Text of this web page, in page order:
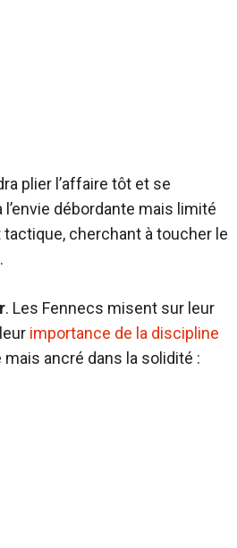
plier l’affaire tôt et se
débordante mais limité
tactique, cherchant à toucher le
. Les Fennecs misent sur leur
importance de la discipline
ancré dans la solidité :